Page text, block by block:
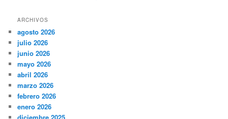
ARCHIVOS
agosto 2026
julio 2026
junio 2026
mayo 2026
abril 2026
marzo 2026
febrero 2026
enero 2026